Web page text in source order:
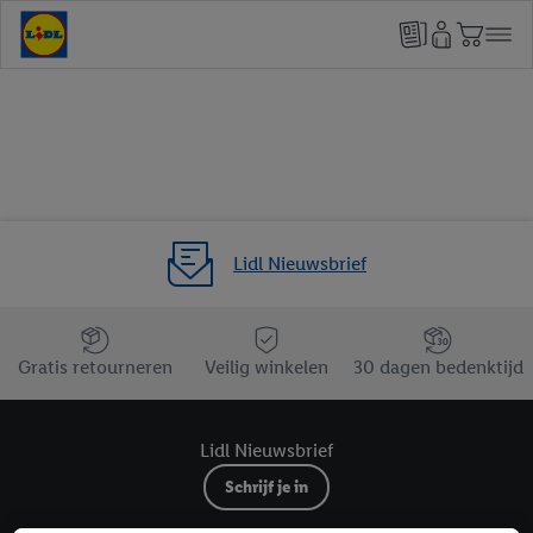
Lidl Nieuwsbrief
Jouw voordelen bij ons als Lidl webshop klant
Gratis retourneren
Veilig winkelen 30 dagen bedenktijd
Lidl Nieuwsbrief
Schrijf je in